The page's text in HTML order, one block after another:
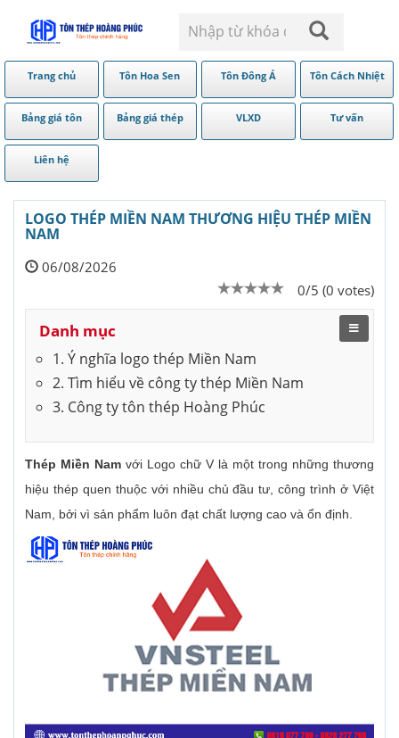
Trang chủ Tôn Hoa Sen Tôn Đông Á Tôn Cách Nhiệt
Bảng giá tôn Bảng giá thép VLXD Tư vấn
Liên hệ
LOGO THÉP MIỀN NAM THƯƠNG HIỆU THÉP MIỀN
NAM
06/08/2026
0/5 (0 votes)
Danh mục
1. Ý nghĩa logo thép Miền Nam
2. Tìm hiểu về công ty thép Miền Nam
3. Công ty tôn thép Hoàng Phúc
Thép Miền Nam với Logo chữ V là một trong những thương
hiệu thép quen thuộc với nhiều chủ đầu tư, công trình ở Việt
Nam, bởi vì sản phẩm luôn đạt chất lượng cao và ổn định.